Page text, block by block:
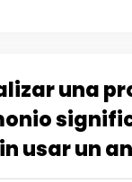
una
usar un